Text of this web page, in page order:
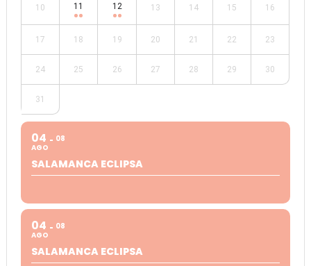
10 11 12 13 14 15 16
17 18 19 20 21 22 23
24 25 26 27 28 29 30
31
04
AGO
08
SALAMANCA ECLIPSA
04
AGO
08
SALAMANCA ECLIPSA